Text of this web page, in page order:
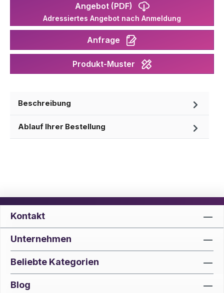
Angebot (PDF)
Adressiertes Angebot nach Anmeldung
Anfrage
Produkt-Muster
Beschreibung
Ablauf Ihrer Bestellung
Kontakt
Unternehmen
Beliebte Kategorien
Blog